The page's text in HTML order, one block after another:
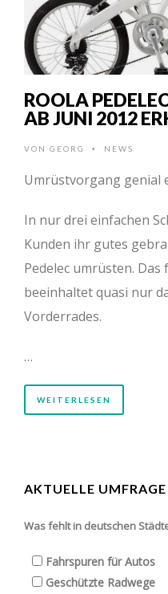
ROOLA
AB JUNI 2012
VON GEORG • NEWS
Umrüstvorgang genial
In nur drei einfachen
Kunden ihr gutes
Pedelec umrüsten.
beeinhaltet quasi nur
Vorderrades.
…
WEITERLESEN
AKTUELLE UMFRAGE
Was fehlt in deutschen
Fahrspuren für Autos
Geschützte Radwege